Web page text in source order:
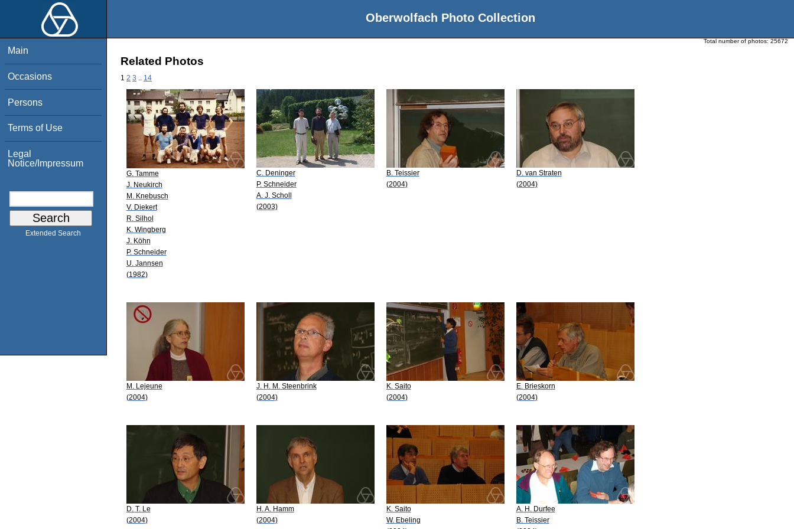
Oberwolfach Photo Collection
Main
Occasions
Persons
Terms of Use
Legal
Notice/Impressum
Extended Search
Total number of photos: 25672
Related Photos
1 2 3 14
G. Tamme
J. Neukirch
M. Knebusch
V. Diekert
R. Silhol
K. Wingberg
J. Köhn
P. Schneider
U. Jannsen
(1982)
C. Deninger
P. Schneider
A. J. Scholl
(2003)
B. Teissier
(2004)
D. van Straten
(2004)
M. Lejeune
(2004)
J. H. M. Steenbrink
(2004)
K. Saito
(2004)
E. Brieskorn
(2004)
D. T. Le
(2004)
H. A. Hamm
(2004)
K. Saito
W. Ebeling
A. H. Durfee
B. Teissier